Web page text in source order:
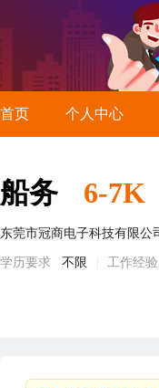
首页 个人中心
船务 6-7K
东莞市冠商电子科技有限公
学历要求 不限 工作经验